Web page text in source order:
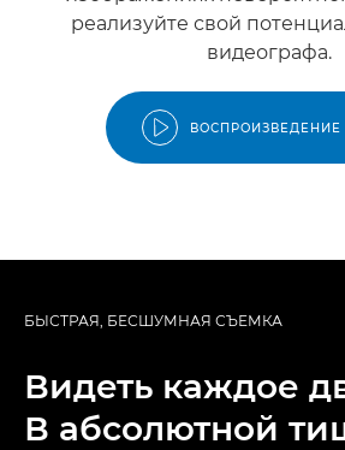
реализуйте свой
видеографа.
ВОСПРОИЗВЕДЕНИЕ
БЫСТРАЯ, БЕСШУМНАЯ СЪЕМКА
Видеть каждое
В абсолютной